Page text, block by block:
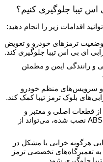
تیبا جلوگیری کنیم؟
ترمز‌های خودرو و تعویض
ای بی اس تیبا جلوگیری کند.
و رانندگی ایمن و مطمئن
و سرویس‌های منظم خودرو
بلوک ترمز تیبا کمک کند.
از قطعات اصلی و معتبر و
توسط تعمیرگاه‌های تخصصی ترمز ABS نصب شده، می‌تواند از
هرگونه خرابی یا مشکل در
تعمیرگاه‌های تخصصی ترمز